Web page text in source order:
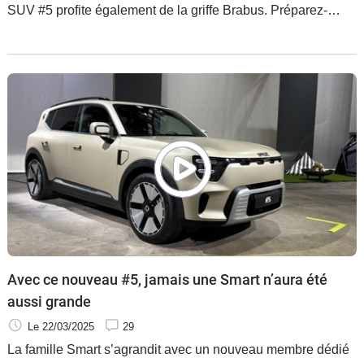
SUV #5 profite également de la griffe Brabus. Préparez-
Avec ce nouveau #5, jamais une Smart n’aura été
aussi grande
Le 22/03/2025 29
La famille Smart s’agrandit avec un nouveau membre dédié